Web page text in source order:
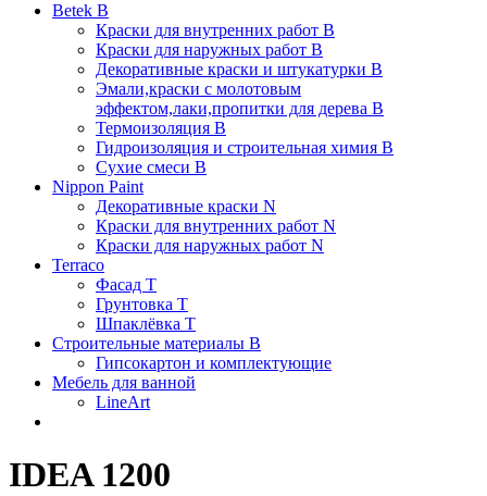
Betek B
Краски для внутренних работ B
Краски для наружных работ B
Декоративные краски и штукатурки В
Эмали,краски с молотовым
эффектом,лаки,пропитки для дерева В
Термоизоляция В
Гидроизоляция и строительная химия В
Сухие смеси B
Nippon Paint
Декоративные краски N
Краски для внутренних работ N
Краски для наружных работ N
Terraco
Фасад Т
Грунтовка T
Шпаклёвка T
Строительные материалы В
Гипсокартон и комплектующие
Мебель для ванной
LineArt
IDEA 1200